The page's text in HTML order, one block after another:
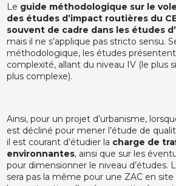
Le guide méthodologique sur le
des études d’impact routières du
souvent de cadre dans les études
mais il ne s’applique pas stricto sensu.
méthodologique, les études
complexité, allant du niveau IV (le plus
plus complexe).
Ainsi, pour un projet d’urbanisme,
est décliné pour mener l’étude de
il est courant d’étudier la charge de
environnantes, ainsi que sur les
pour dimensionner le niveau d’études.
sera pas la même pour une ZAC en